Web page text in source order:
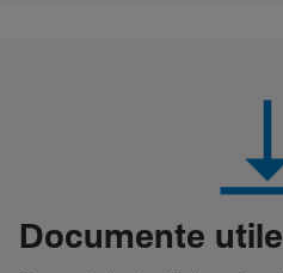
Docu­mente utile